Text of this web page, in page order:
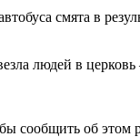
смята в
людей в
сообщить об этом